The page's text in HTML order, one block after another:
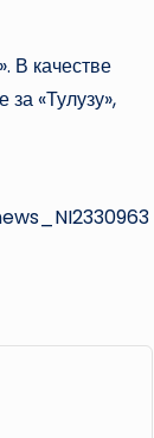
В качестве
«Тулузу»,